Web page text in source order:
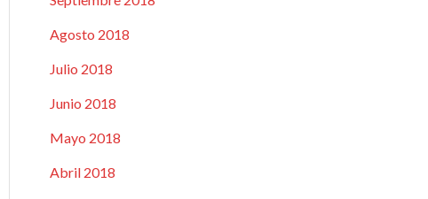
Agosto 2018
Julio 2018
Junio 2018
Mayo 2018
Abril 2018